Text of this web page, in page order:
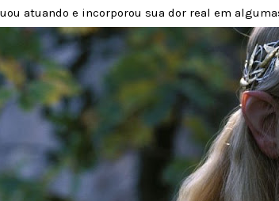
atuando e incorporou sua dor real em